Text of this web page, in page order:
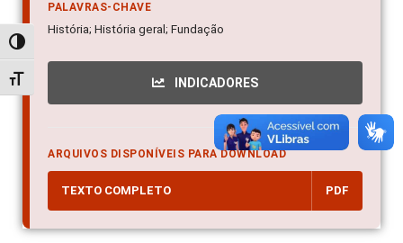
Alternar alto contraste
Alternar tamanho da fonte
PALAVRAS-CHAVE
História; História geral; Fundação
INDICADORES
ARQUIVOS DISPONÍVEIS PARA DOWNLOAD
TEXTO COMPLETO PDF